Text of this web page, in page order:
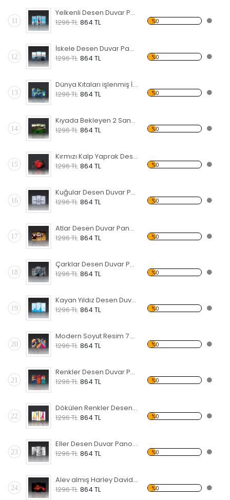
11
Yelkenli Desen Duvar Panosu
1296 TL 864 TL %0
12
İskele Desen Duvar Panosu
1296 TL 864 TL %0
13
Dünya Kıtaları işlenmiş İnsan Yüzü Forex Tablo
1296 TL 864 TL %0
14
Kıyada Bekleyen 2 Sandal Forex Tablo
1296 TL 864 TL %0
15
Kırmızı Kalp Yaprak Desen Duvar Panosu
1296 TL 864 TL %0
16
Kuğular Desen Duvar Panosu 3AS-1122
1296 TL 864 TL %0
17
Atlar Desen Duvar Panosu 3AS-1124
1296 TL 864 TL %0
18
Çarklar Desen Duvar Panosu
1296 TL 864 TL %0
19
Kayan Yıldız Desen Duvar Panosu
1296 TL 864 TL %0
20
Modern Soyut Resim 7 Forex Tablo
1296 TL 864 TL %0
21
Renkler Desen Duvar Panosu
1296 TL 864 TL %0
22
Dökülen Renkler Desen Duvar Panosu
1296 TL 864 TL %0
23
Eller Desen Duvar Panosu
1296 TL 864 TL %0
24
Alev almış Harley Davidson Forex Tablo
1296 TL 864 TL %0